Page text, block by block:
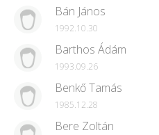
Bán János
1992.10.30
Barthos Ádám
1993.09.26
Benkő Tamás
1985.12.28
Bere Zoltán